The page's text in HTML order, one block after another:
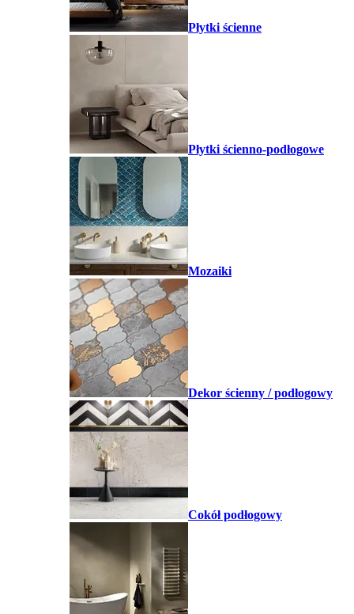
Płytki ścienne
Płytki ścienno-podłogowe
Mozaiki
Dekor ścienny / podłogowy
Cokół podłogowy